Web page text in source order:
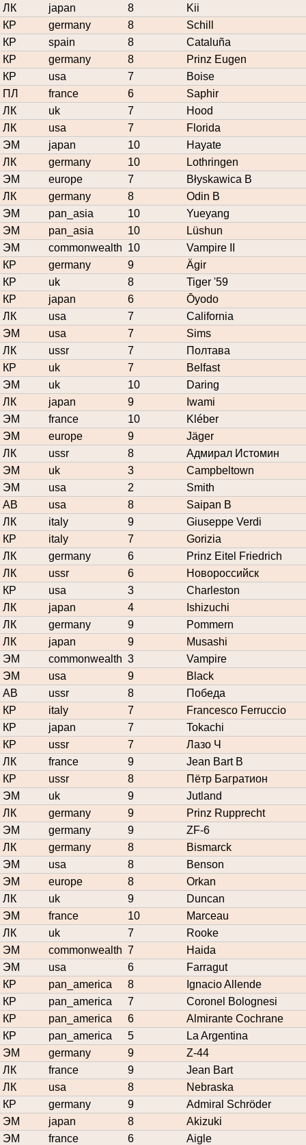
ЛК japan 8
Kii
КР
germany 8
Schill
КР
spain 8
Cataluña
КР
germany 8
Prinz Eugen
КР
usa 7
Boise
ПЛ
france 6
Saphir
ЛК
uk 7
Hood
ЛК
usa 7
Florida
ЭМ
japan 10
Hayate
ЛК
germany 10
Lothringen
ЭМ
europe 7
Błyskawica B
ЛК
germany 8
Odin B
ЭМ
pan_asia 10
Yueyang
ЭМ
pan_asia 10
Lüshun
ЭМ
commonwealth 10
Vampire II
КР
germany 9
Ägir
КР
uk 8
Tiger '59
КР
japan 6
Ōyodo
ЛК
usa 7
California
ЭМ
usa 7
Sims
ЛК
ussr 7
Полтава
КР
uk 7
Belfast
ЭМ
uk 10
Daring
ЛК
japan 9
Iwami
ЭМ
france 10
Kléber
ЭМ
europe 9
Jäger
ЛК
ussr 8
Адмирал Истомин
ЭМ
uk 3
Campbeltown
ЭМ
usa 2
Smith
АВ
usa 8
Saipan B
ЛК
italy 9
Giuseppe Verdi
КР
italy 7
Gorizia
ЛК
germany 6
Prinz Eitel Friedrich
ЛК
ussr 6
Новороссийск
КР
usa 3
Charleston
ЛК
japan 4
Ishizuchi
ЛК
germany 9
Pommern
ЛК
japan 9
Musashi
ЭМ
commonwealth 3
Vampire
ЭМ
usa 9
Black
АВ
ussr 8
Победа
КР
italy 7
Francesco Ferruccio
КР
japan 7
Tokachi
КР
ussr 7
Лазо Ч
ЛК
france 9
Jean Bart B
КР
ussr 8
Пётр Багратион
ЭМ
uk 9
Jutland
ЛК
germany 9
Prinz Rupprecht
ЭМ
germany 9
ZF-6
ЛК
germany 8
Bismarck
ЭМ
usa 8
Benson
ЭМ
europe 8
Orkan
ЛК
uk 9
Duncan
ЭМ
france 10
Marceau
ЛК
uk 7
Rooke
ЭМ
commonwealth 7
Haida
ЭМ
usa 6
Farragut
КР
pan_america 8
Ignacio Allende
КР
pan_america 7
Coronel Bolognesi
КР
pan_america 6
Almirante Cochrane
КР
pan_america 5
La Argentina
ЭМ
germany 9
Z-44
ЛК
france 9
Jean Bart
ЛК
usa 8
Nebraska
КР
germany 9
Admiral Schröder
ЭМ
japan 8
Akizuki
ЭМ
france 6
Aigle